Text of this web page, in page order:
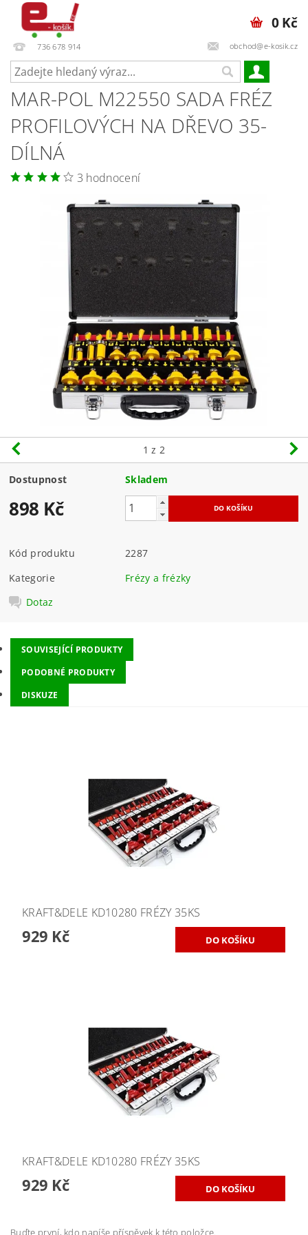
736 678 914 obchod@e-kosik.cz
0 Kč
MAR-POL M22550 SADA FRÉZ
PROFILOVÝCH NA DŘEVO 35-
DÍLNÁ
3 hodnocení
1 z 2
Dostupnost Skladem
898 Kč
Kód produktu
2287
Kategorie
Frézy a frézky
Dotaz
SOUVISEJÍCÍ PRODUKTY
PODOBNÉ PRODUKTY
DISKUZE
KRAFT&DELE KD10280 FRÉZY 35KS
929 Kč
KRAFT&DELE KD10280 FRÉZY 35KS
929 Kč
Buďte první, kdo napíše příspěvek k této položce.